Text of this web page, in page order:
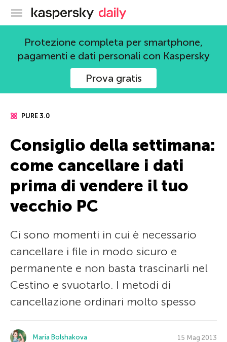
Blog ufficiale di Kaspersky
Protezione completa per smartphone,
pagamenti e dati personali con Kaspersky
Prova gratis
PURE 3.0
Consiglio della settimana:
come cancellare i dati
prima di vendere il tuo
vecchio PC
Ci sono momenti in cui è necessario
cancellare i file in modo sicuro e
permanente e non basta trascinarli nel
Cestino e svuotarlo. I metodi di
cancellazione ordinari molto spesso
Maria Bolshakova 15 Mag 2013